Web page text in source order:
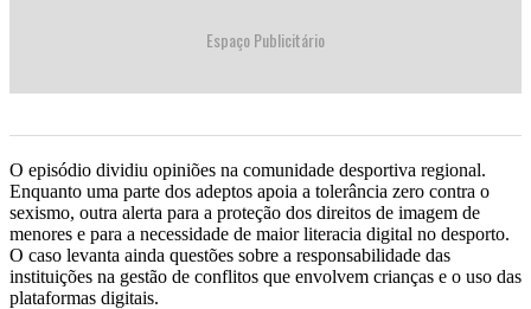
Espaço Publicitário
O episódio dividiu opiniões na comunidade desportiva regional.
Enquanto uma parte dos adeptos apoia a tolerância zero contra o
sexismo, outra alerta para a proteção dos direitos de imagem de
menores e para a necessidade de maior literacia digital no desporto.
O caso levanta ainda questões sobre a responsabilidade das
instituições na gestão de conflitos que envolvem crianças e o uso das
plataformas digitais.